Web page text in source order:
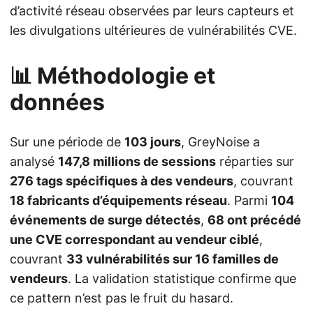
d’activité réseau observées par leurs capteurs et
les divulgations ultérieures de vulnérabilités CVE.
📊 Méthodologie et
données
Sur une période de 103 jours, GreyNoise a
analysé 147,8 millions de sessions réparties sur
276 tags spécifiques à des vendeurs, couvrant
18 fabricants d’équipements réseau. Parmi 104
événements de surge détectés, 68 ont précédé
une CVE correspondant au vendeur ciblé,
couvrant 33 vulnérabilités sur 16 familles de
vendeurs. La validation statistique confirme que
ce pattern n’est pas le fruit du hasard.